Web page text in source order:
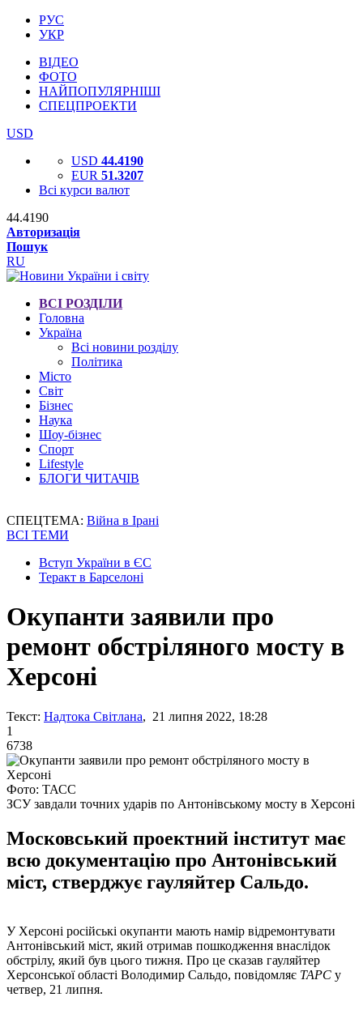
РУС
УКР
ВІДЕО
ФОТО
НАЙПОПУЛЯРНІШІ
СПЕЦПРОЕКТИ
USD
USD 44.4190
EUR 51.3207
Всі курси валют
44.4190
Авторизація
Пошук
RU
ВСІ РОЗДІЛИ
Головна
Україна
Всі новини розділу
Політика
Місто
Світ
Бізнес
Наука
Шоу-бізнес
Спорт
Lifestyle
БЛОГИ ЧИТАЧІВ
СПЕЦТЕМА: Війна в Ірані
ВСІ ТЕМИ
Вступ України в ЄС
Теракт в Барселоні
Окупанти заявили про
ремонт обстріляного мосту в
Херсоні
Текст: Надтока Світлана, 21 липня 2022, 18:28
1
6738
Фото: ТАСС
ЗСУ завдали точних ударів по Антонівському мосту в Херсоні
Московський проектний інститут має
всю документацію про Антонівський
міст, стверджує гауляйтер Сальдо.
У Херсоні російські окупанти мають намір відремонтувати
Антонівський міст, який отримав пошкодження внаслідок
обстрілу, який був цього тижня. Про це сказав гауляйтер
Херсонської області Володимир Сальдо, повідомляє ТАРС у
четвер, 21 липня.